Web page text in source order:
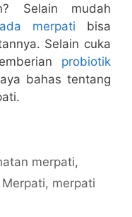
Selain mudah
merpati bisa
Selain cuka
probiotik
bahas tentang
merpati,
Merpati, merpati